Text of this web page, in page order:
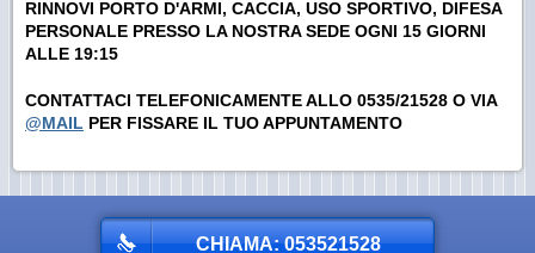
RINNOVI PORTO D'ARMI, CACCIA, USO SPORTIVO, DIFESA
PERSONALE PRESSO LA NOSTRA SEDE OGNI 15 GIORNI
ALLE 19:15
CONTATTACI TELEFONICAMENTE ALLO 0535/21528 O VIA
@MAIL PER FISSARE IL TUO APPUNTAMENTO
CHIAMA: 053521528